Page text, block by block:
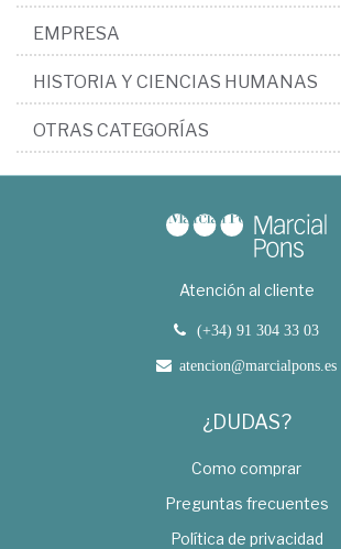
EMPRESA
HISTORIA Y CIENCIAS HUMANAS
OTRAS CATEGORÍAS
Atención al cliente
(+34) 91 304 33 03
atencion@marcialpons.es
¿DUDAS?
Como comprar
Preguntas frecuentes
Política de privacidad